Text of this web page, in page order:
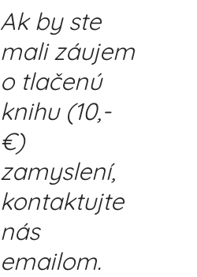
Ak by ste
mali záujem
o tlačenú
knihu (10,-
€)
zamyslení,
kontaktujte
nás
emailom.